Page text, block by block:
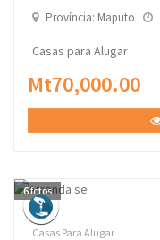
Província: Maputo
Casas para Alugar
Mt70,000.00
6fotos
Casas Para Alugar